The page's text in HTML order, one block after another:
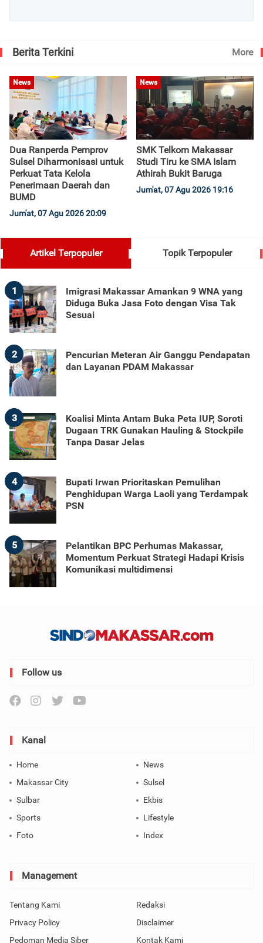
Berita Terkini More
News
Dua Ranperda Pemprov
Sulsel Diharmonisasi untuk
Perkuat Tata Kelola
Penerimaan Daerah dan
BUMD
Jum'at, 07 Agu 2026 20:09
News
SMK Telkom Makassar
Studi Tiru ke SMA Islam
Athirah Bukit Baruga
Jum'at, 07 Agu 2026 19:16
Artikel Terpopuler Topik Terpopuler
1
Imigrasi Makassar Amankan 9 WNA yang
Diduga Buka Jasa Foto dengan Visa Tak
Sesuai
2
Pencurian Meteran Air Ganggu Pendapatan
dan Layanan PDAM Makassar
3
Koalisi Minta Antam Buka Peta IUP, Soroti
Dugaan TRK Gunakan Hauling & Stockpile
Tanpa Dasar Jelas
4
Bupati Irwan Prioritaskan Pemulihan
Penghidupan Warga Laoli yang Terdampak
PSN
5
Pelantikan BPC Perhumas Makassar,
Momentum Perkuat Strategi Hadapi Krisis
Komunikasi multidimensi
Follow us
Kanal
Home
News
Makassar City
Sulsel
Sulbar
Ekbis
Sports
Lifestyle
Foto
Index
Management
Tentang Kami
Redaksi
Privacy Policy
Disclaimer
Pedoman Media Siber
Kontak Kami